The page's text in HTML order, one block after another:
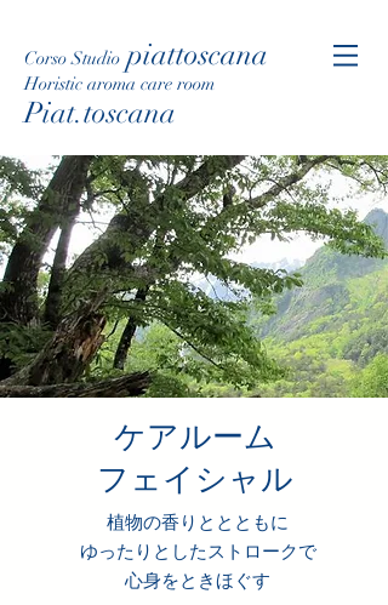
Corso Studio piattoscana
Horistic aroma care room
Piat.toscana
​ケアルーム
フェイシャル
植物の香りととともに
ゆったりとしたストロークで
​心身をときほぐす​